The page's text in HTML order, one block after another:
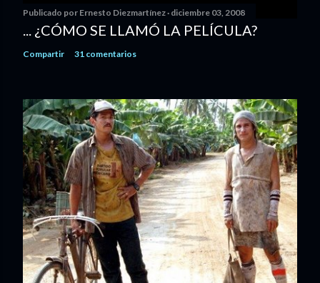
Publicado por Ernesto Diezmartínez diciembre 03, 2008
... ¿CÓMO SE LLAMÓ LA PELÍCULA?
Compartir 31 comentarios